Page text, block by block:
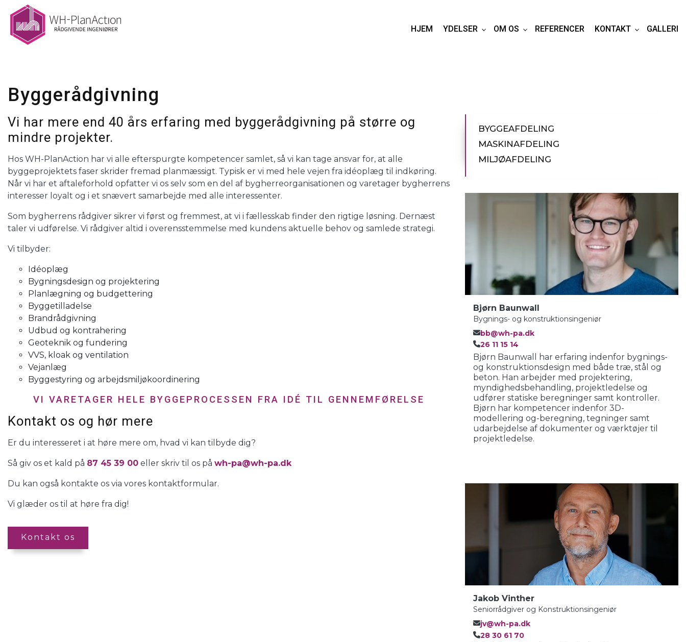
hovedindhold
HJEM YDELSER OM OS REFERENCER KONTAKT GALLERI
Byggerådgivning
Vi har mere end 40 års erfaring med byggerådgivning på større og
mindre projekter.
Hos WH-PlanAction har vi alle efterspurgte kompetencer samlet, så vi kan tage ansvar for, at alle
byggeprojektets faser skrider fremad planmæssigt. Typisk er vi med hele vejen fra idéoplæg til indkøring.
Når vi har et aftaleforhold opfatter vi os selv som en del af bygherreorganisationen og varetager bygherrens
interesser loyalt og i et snævert samarbejde med alle interessenter.
Som bygherrens rådgiver sikrer vi først og fremmest, at vi i fællesskab finder den rigtige løsning. Dernæst
taler vi udførelse. Vi rådgiver altid i overensstemmelse med kundens aktuelle behov og samlede strategi.
Vi tilbyder:
Idéoplæg
Bygningsdesign og projektering
Planlægning og budgettering
Byggetilladelse
Brandrådgivning
Udbud og kontrahering
Geoteknik og fundering
VVS, kloak og ventilation
Vejanlæg
Byggestyring og arbejdsmiljøkoordinering
VI VARETAGER HELE BYGGEPROCESSEN FRA IDÉ TIL GENNEMFØRELSE
Kontakt os og hør mere
Er du interesseret i at høre mere om, hvad vi kan tilbyde dig?
Så giv os et kald på 87 45 39 00 eller skriv til os på wh-pa@wh-pa.dk
Du kan også kontakte os via vores kontaktformular.
Vi glæder os til at høre fra dig!
Kontakt os
Primær
navigation
BYGGEAFDELING
MASKINAFDELING
MILJØAFDELING
Bjørn Baunwall
Bygnings- og konstruktionsingeniør
bb@wh-pa.dk
26 11 15 14
Bjørn Baunwall har erfaring indenfor bygnings-
og konstruktionsdesign med både træ, stål og
beton. Han arbejder med projektering,
myndighedsbehandling, projektledelse og
udfører statiske beregninger samt kontroller.
Bjørn har kompetencer indenfor 3D-
modellering og-beregning, tegninger samt
udarbejdelse af dokumenter og værktøjer til
projektledelse.
Jakob Vinther
Seniorrådgiver og Konstruktionsingeniør
jv@wh-pa.dk
28 30 61 70